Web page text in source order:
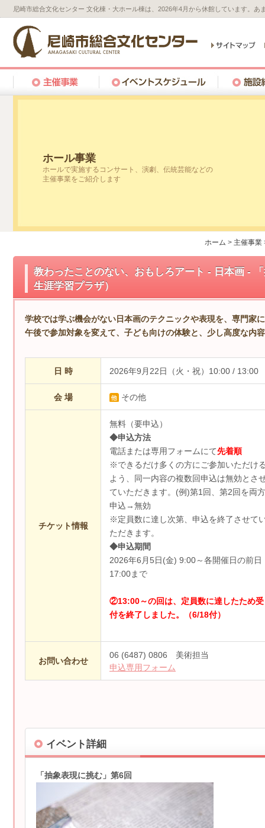
尼崎市総合文化センター 文化棟・大ホール棟は、2026年4月から休館しています。
ホール事業
ホールで実施するコンサート、演劇、伝統芸能などの
主催事業をご紹介します
ホーム > 主催事業
教わったことのない、おもしろアート - 日本画 -
生涯学習プラザ）
学校では学ぶ機会がない日本画のテクニックや表現を、専門家
午後で参加対象を変えて、子ども向けの体験と、少し高度な内
日 時 2026年9月22日（火・祝）10:00 / 13:00
会 場 その他
チケット情報
無料（要申込）
◆申込方法
電話または専用フォームにて先着順
※できるだけ多くの方にご参加いただけ
よう、同一内容の複数回申込は無効とさ
ていただきます。(例)第1回、第2回を両方
申込→無効
※定員数に達し次第、申込を終了させて
ただきます。
◆申込期間
2026年6月5日(金) 9:00～各開催日の前日
17:00まで
②13:00～の回は、定員数に達したため受
付を終了しました。（6/18付）
お問い合わせ
06 (6487) 0806 美術担当
申込専用フォーム
イベント詳細
「抽象表現に挑む」第6回